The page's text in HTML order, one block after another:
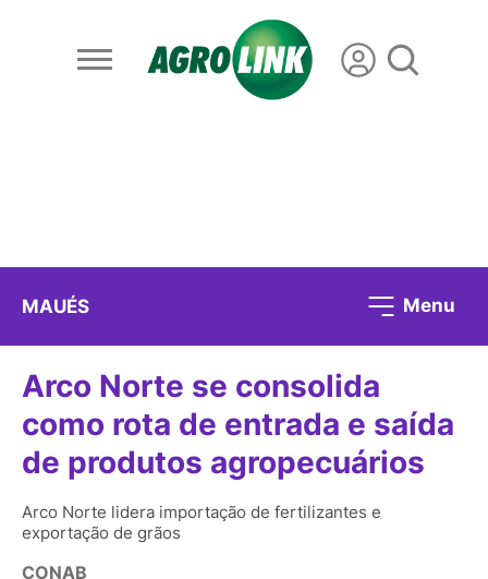
MAUÉS Menu
Arco Norte se consolida
como rota de entrada e saída
de produtos agropecuários
Arco Norte lidera importação de fertilizantes e
exportação de grãos
CONAB